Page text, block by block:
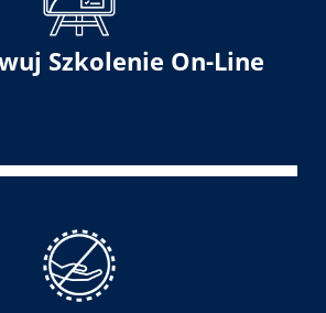
Szkolenie On-Line